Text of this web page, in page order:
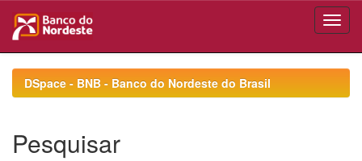
navigationDSpace - BNB - Banco do Nordeste do Brasil
Pesquisar